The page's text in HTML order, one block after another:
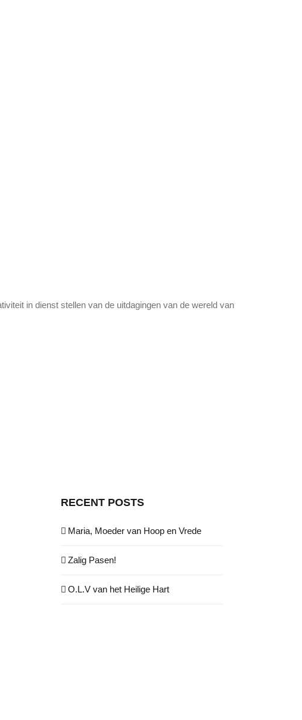
in dienst stellen van de uitdagingen van de wereld van
RECENT POSTS
Maria, Moeder van Hoop en Vrede
Zalig Pasen!
O.L.V van het Heilige Hart